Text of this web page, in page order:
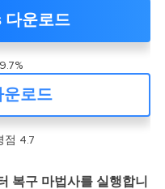
다운로드
운로드
점 4.7
복구 마법사를 실행합니